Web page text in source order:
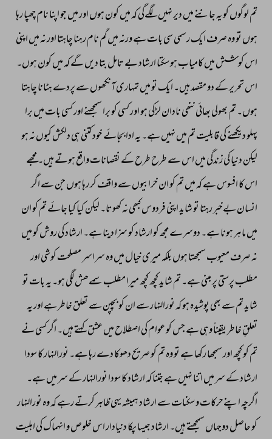
تم لوگوں کو یہ جاننے میں دیر نہیں لگےگی کہ میں کون ہوں اور میں جو اپنا نام چھپا رہا
ہوں تو وہ صرف ایک رسمی سی بات ہے ورنہ میں گم نام رہنا چاہتا اور نہ میں اپنی
اس کوشش میں کامیاب ہو سکتا ارشاد بے تامل بتا دیں گے کہ میں کون ہوں۔
اس تحریر کے دو مقصد ہیں۔ ایک تو میں تمہاری آنکھوں سے پردے ہٹانا چاہتا
ہوں۔ تم بھولی بھائی ننھی نادان لڑکی ہو اور کسی کو برا سمجھنے اور کسی بات میں برا
پہلو دیکھنے کی قابلیت تم میں نہیں ہے۔ یہ ادا بجائے خود کتنی ہی دلکش کیوں نہ ہو
لیکن دنیا کی زندگی میں اس سے طرح طرح کے نقصانات واقع ہوتے ہیں۔ مجھے
اس کا افسوس ہے کہ میں تم کو ان خرابیوں سے واقف کر رہا ہوں جن سے اگر
انسان بےخبر رہتا تو شاید اپنی فردوس کبھی نہ کھوتا۔ لیکن کیا کیا جائے تم کو ان
میں ماہر ہونا ہے۔ دوسرے مجھ کو ارشاد کو سزا دینا ہے۔ ارشاد کی روش کو میں
نہ صرف معیوب سمجھتا ہوں بلکہ میری خیال میں وہ سراسر مصلحت کوشی اور
مطلب پرستی پر مبنی ہے۔ تم شاید کچھ کچھ میرا مطلب سمےھش لگی ہو۔ یہ بات تو
شاید تم سے بھی پوشیدہ ہو کہ نورالنہار سے ان کو بچپن سے تعلق خاطر ہے اور یہ
تعلقِ خاطر یقیناً وہی ہے جس کو عوام کی اصطلاح میں عشق کہتے ہیں۔ اگر کسی نے
تم کو کچھ اور سمجھا رکھا ہے تو وہ تم کو صریح دھوکا دے رہا ہے۔ نورالنہار کا سودا
ارشاد کے سر میں اتنا نہیں ہے جتنا کہ ارشاد کا سودا نورالنہار کے سر میں ہے۔
اگرچہ اپنےحرکات و سکنات سے ارشاد ہمیشہ یہی ظاہر کرتے رہے کہ وہ نورالنہار
کو حاصل دوجہاں سمجھتے ہیں۔ ارشاد جیسا پکا دنیادار اس خلوص و انہماک کی اہلیت